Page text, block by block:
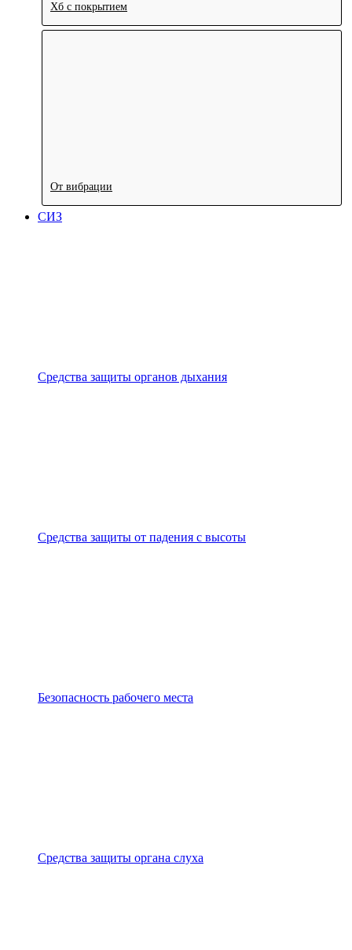
Хб с покрытием
От вибрации
СИЗ
Средства защиты органов дыхания
Средства защиты от падения с высоты
Безопасность рабочего места
Средства защиты органа слуха